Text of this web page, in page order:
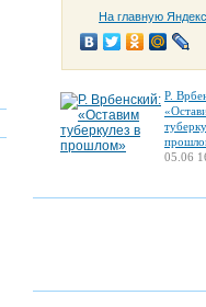
На главную
Р.
05.06